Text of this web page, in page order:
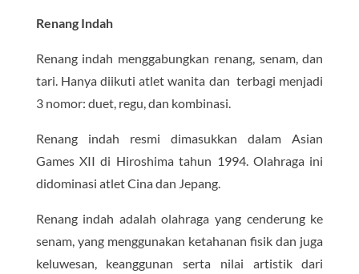
Renang Indah
Renang indah menggabungkan renang, senam, dan
tari. Hanya diikuti atlet wanita dan terbagi menjadi
3 nomor: duet, regu, dan kombinasi.
Renang indah resmi dimasukkan dalam Asian
Games XII di Hiroshima tahun 1994. Olahraga ini
didominasi atlet Cina dan Jepang.
Renang indah adalah olahraga yang cenderung ke
senam, yang menggunakan ketahanan fisik dan juga
keluwesan, keanggunan serta nilai artistik dari